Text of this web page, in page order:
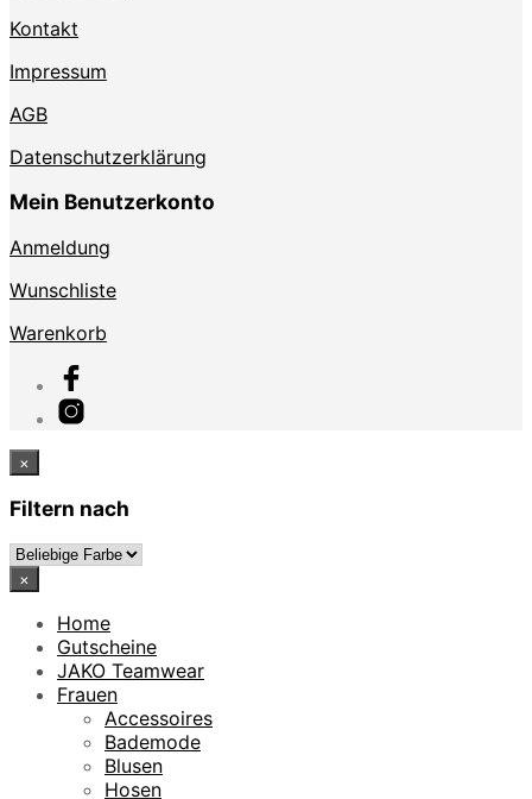
Kontakt
Impressum
AGB
Datenschutzerklärung
Mein Benutzerkonto
Anmeldung
Wunschliste
Warenkorb
×
Filtern nach
×
Home
Gutscheine
JAKO Teamwear
Frauen
Accessoires
Bademode
Blusen
Hosen